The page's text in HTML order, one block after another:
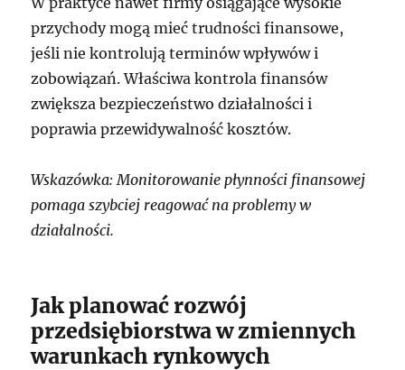
przychody mogą mieć trudności finansowe,
jeśli nie kontrolują terminów wpływów i
zobowiązań. Właściwa kontrola finansów
zwiększa bezpieczeństwo działalności i
poprawia przewidywalność kosztów.
Wskazówka: Monitorowanie płynności finansowej
pomaga szybciej reagować na problemy w
działalności.
Jak planować rozwój
przedsiębiorstwa w zmiennych
warunkach rynkowych